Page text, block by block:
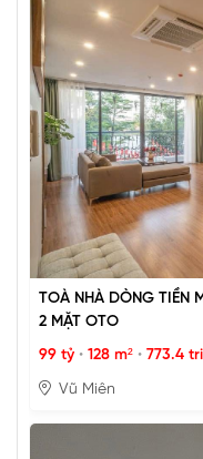
TOÀ NHÀ DÒNG TIỀN
2 MẶT OTO
99 tỷ • 128 m² • 773.4
Vũ Miên